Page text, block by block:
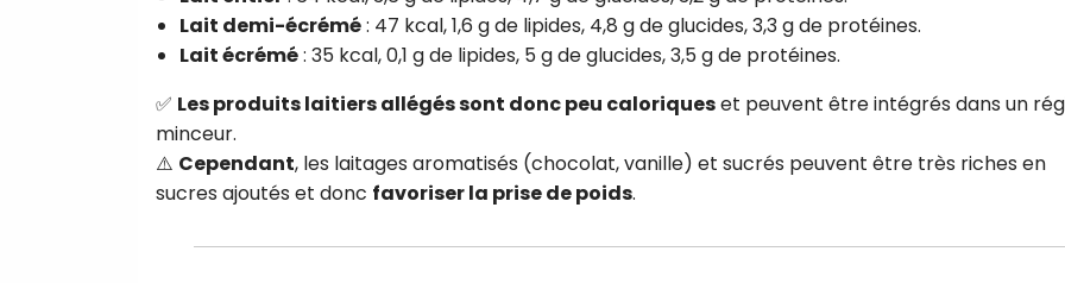
Lait demi-écrémé: 47 kcal, 1,6 g de lipides, 4,8 g de glucides, 3,3 g de protéines.
Lait écrémé: 35 kcal, 0,1 g de lipides, 5 g de glucides, 3,5 g de protéines.
✅ Les produits laitiers allégés sont donc peu caloriqueset peuvent être intégrés dans un
minceur.
⚠️ Cependant, les laitages aromatisés (chocolat, vanille) et sucrés peuvent être très riches en
sucres ajoutés et donc favoriser la prise de poids.